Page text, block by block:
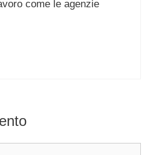
come le agenzie